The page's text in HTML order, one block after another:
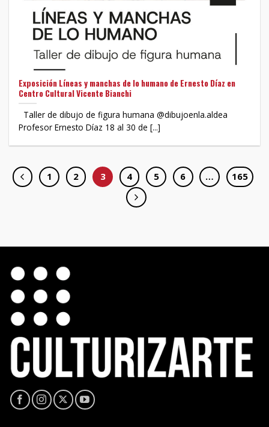
Exposición Líneas y manchas de lo humano de Ernesto Díaz en
Centro Cultural Vicente Bianchi
Taller de dibujo de figura humana @dibujoenla.aldea
Profesor Ernesto Díaz 18 al 30 de [...]
1 2 3 4 5 6 … 165